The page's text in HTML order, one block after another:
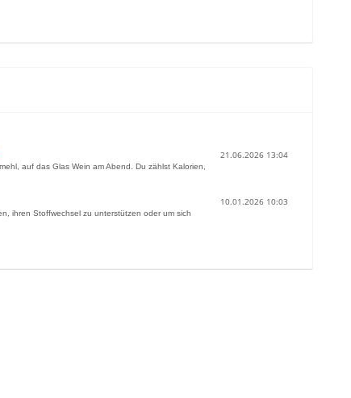
21.06.2026 13:04
auf das Glas Wein am Abend. Du zählst Kalorien,
10.01.2026 10:03
ihren Stoffwechsel zu unterstützen oder um sich